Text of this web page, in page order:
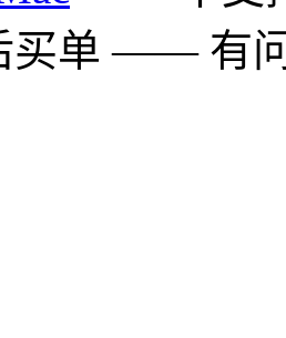
买单 —— 有